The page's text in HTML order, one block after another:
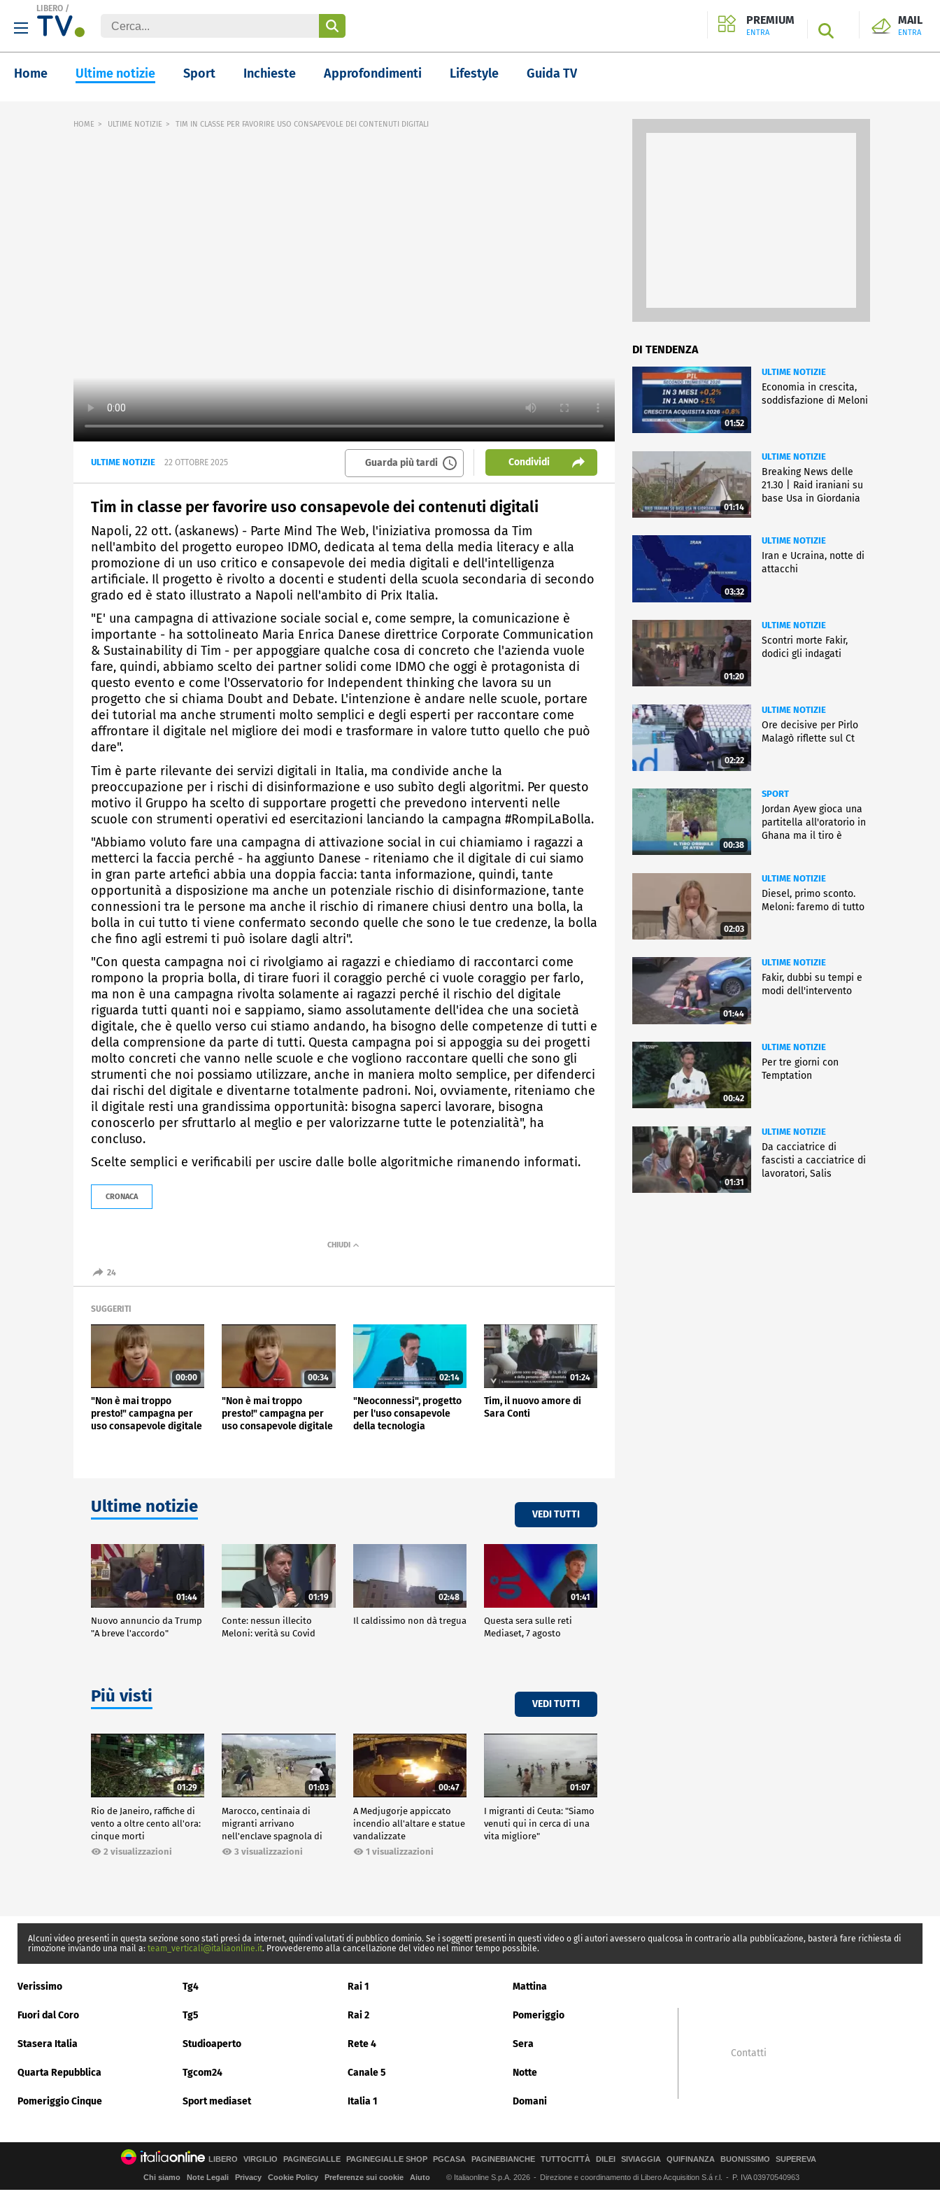
LIBERO /
PREMIUM
ENTRA SEARCH
MAIL
ENTRA
Home Ultime notizie Sport Inchieste Approfondimenti Lifestyle Guida TV
HOME ULTIME NOTIZIE TIM IN CLASSE PER FAVORIRE USO CONSAPEVOLE DEI CONTENUTI DIGITALI
ULTIME NOTIZIE 22 OTTOBRE 2025 Guarda più tardi Condividi
Tim in classe per favorire uso consapevole dei contenuti digitali
Napoli, 22 ott. (askanews) - Parte Mind The Web, l'iniziativa promossa da Tim
nell'ambito del progetto europeo IDMO, dedicata al tema della media literacy e alla
promozione di un uso critico e consapevole dei media digitali e dell'intelligenza
artificiale. Il progetto è rivolto a docenti e studenti della scuola secondaria di secondo
grado ed è stato illustrato a Napoli nell'ambito di Prix Italia.
"E' una campagna di attivazione sociale social e, come sempre, la comunicazione è
importante - ha sottolineato Maria Enrica Danese direttrice Corporate Communication
& Sustainability di Tim - per appoggiare qualche cosa di concreto che l'azienda vuole
fare, quindi, abbiamo scelto dei partner solidi come IDMO che oggi è protagonista di
questo evento e come l'Osservatorio for Independent thinking che lavora su un
progetto che si chiama Doubt and Debate. L'intenzione è andare nelle scuole, portare
dei tutorial ma anche strumenti molto semplici e degli esperti per raccontare come
affrontare il digitale nel migliore dei modi e trasformare in valore tutto quello che può
dare".
Tim è parte rilevante dei servizi digitali in Italia, ma condivide anche la
preoccupazione per i rischi di disinformazione e uso subìto degli algoritmi. Per questo
motivo il Gruppo ha scelto di supportare progetti che prevedono interventi nelle
scuole con strumenti operativi ed esercitazioni lanciando la campagna #RompiLaBolla.
"Abbiamo voluto fare una campagna di attivazione social in cui chiamiamo i ragazzi a
metterci la faccia perché - ha aggiunto Danese - riteniamo che il digitale di cui siamo
in gran parte artefici abbia una doppia faccia: tanta informazione, quindi, tante
opportunità a disposizione ma anche un potenziale rischio di disinformazione, tante
connessioni tra le persone ma anche il rischio di rimanere chiusi dentro una bolla, la
bolla in cui tutto ti viene confermato secondo quelle che sono le tue credenze, la bolla
che fino agli estremi ti può isolare dagli altri".
"Con questa campagna noi ci rivolgiamo ai ragazzi e chiediamo di raccontarci come
rompono la propria bolla, di tirare fuori il coraggio perché ci vuole coraggio per farlo,
ma non è una campagna rivolta solamente ai ragazzi perché il rischio del digitale
riguarda tutti quanti noi e sappiamo, siamo assolutamente dell'idea che una società
digitale, che è quello verso cui stiamo andando, ha bisogno delle competenze di tutti e
della comprensione da parte di tutti. Questa campagna poi si appoggia su dei progetti
molto concreti che vanno nelle scuole e che vogliono raccontare quelli che sono gli
strumenti che noi possiamo utilizzare, anche in maniera molto semplice, per difenderci
dai rischi del digitale e diventarne totalmente padroni. Noi, ovviamente, riteniamo che
il digitale resti una grandissima opportunità: bisogna saperci lavorare, bisogna
conoscerlo per sfruttarlo al meglio e per valorizzarne tutte le potenzialità", ha
concluso.
Scelte semplici e verificabili per uscire dalle bolle algoritmiche rimanendo informati.
CRONACA
24
SUGGERITI
00:00
"Non è mai troppo
presto!" campagna per
uso consapevole digitale
00:34
"Non è mai troppo
presto!" campagna per
uso consapevole digitale
02:14
"Neoconnessi", progetto
per l'uso consapevole
della tecnologia
01:24
Tim, il nuovo amore di
Sara Conti
Ultime notizie VEDI TUTTI
01:44
Nuovo annuncio da Trump
"A breve l'accordo"
01:19
Conte: nessun illecito
Meloni: verità su Covid
02:48
Il caldissimo non dà tregua
01:41
Questa sera sulle reti
Mediaset, 7 agosto
Più visti VEDI TUTTI
01:29
Rio de Janeiro, raffiche di
vento a oltre cento all'ora:
cinque morti
2 visualizzazioni
01:03
Marocco, centinaia di
migranti arrivano
nell'enclave spagnola di
Ceuta3 visualizzazioni
00:47
A Medjugorje appiccato
incendio all'altare e statue
vandalizzate
1 visualizzazioni
01:07
I migranti di Ceuta: "Siamo
venuti qui in cerca di una
vita migliore"
DI TENDENZA
01:52
ULTIME NOTIZIE
Economia in crescita,
soddisfazione di Meloni
01:14
ULTIME NOTIZIE
Breaking News delle
21.30 | Raid iraniani su
base Usa in Giordania
03:32
ULTIME NOTIZIE
Iran e Ucraina, notte di
attacchi
01:20
ULTIME NOTIZIE
Scontri morte Fakir,
dodici gli indagati
02:22
ULTIME NOTIZIE
Ore decisive per Pirlo
Malagò riflette sul Ct
00:38
SPORT
Jordan Ayew gioca una
partitella all'oratorio in
Ghana ma il tiro è
02:03
ULTIME NOTIZIE
Diesel, primo sconto.
Meloni: faremo di tutto
01:44
ULTIME NOTIZIE
Fakir, dubbi su tempi e
modi dell'intervento
00:42
ULTIME NOTIZIE
Per tre giorni con
Temptation
01:31
ULTIME NOTIZIE
Da cacciatrice di
fascisti a cacciatrice di
lavoratori, Salis
Alcuni video presenti in questa sezione sono stati presi da internet, quindi valutati di pubblico dominio. Se i soggetti presenti in questi video o gli autori avessero qualcosa in contrario alla pubblicazione, basterà fare richiesta di
rimozione inviando una mail a: team_verticali@italiaonline.it. Provvederemo alla cancellazione del video nel minor tempo possibile.
Verissimo Tg4 Rai 1 Mattina
Fuori dal Coro Tg5 Rai 2 Pomeriggio
Stasera Italia Studioaperto Rete 4 Sera
Quarta Repubblica Tgcom24 Canale 5 Notte
Pomeriggio Cinque Sport mediaset Italia 1 Domani
Contatti
LIBERO VIRGILIO PAGINEGIALLE PAGINEGIALLE SHOP PGCASA PAGINEBIANCHE TUTTOCITTÀ DILEI SIVIAGGIA QUIFINANZA BUONISSIMO SUPEREVA
Chi siamo Note Legali Privacy Cookie Policy Preferenze sui cookie Aiuto © Italiaonline S.p.A. 2026 Direzione e coordinamento di Libero Acquisition S.á r.l. P. IVA 03970540963